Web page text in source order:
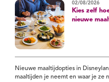
02/08/2026
Kies zelf
nieuwe
Nieuwe maaltijdopties in
maaltijden je neemt en waar je ze